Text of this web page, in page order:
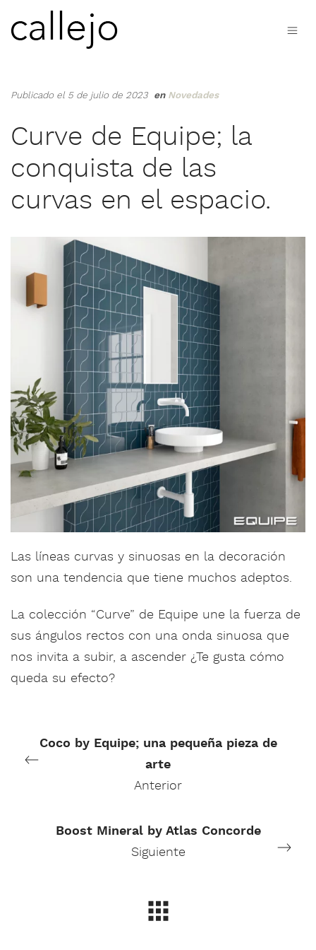
Publicado el 5 de julio de 2023 en Novedades
Curve de Equipe; la
conquista de las
curvas en el espacio.
Las líneas curvas y sinuosas en la decoración
son una tendencia que tiene muchos adeptos.
La colección “Curve” de Equipe une la fuerza de
sus ángulos rectos con una onda sinuosa que
nos invita a subir, a ascender ¿Te gusta cómo
queda su efecto?
Coco by Equipe; una pequeña pieza de
arte
Anterior
Boost Mineral by Atlas Concorde
Siguiente